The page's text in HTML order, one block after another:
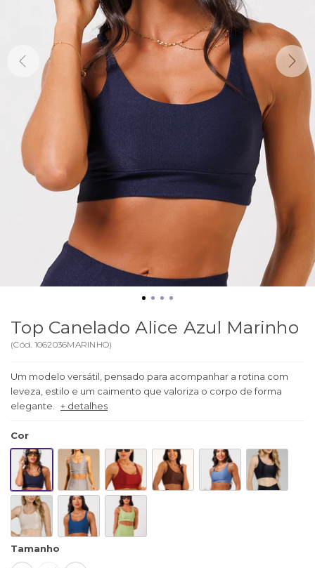
Top Canelado Alice Azul Marinho
(Cód. 1062036MARINHO)
Um modelo versátil, pensado para acompanhar a rotina com
leveza, estilo e um caimento que valoriza o corpo de forma
elegante.
+ detalhes
Cor
Tamanho